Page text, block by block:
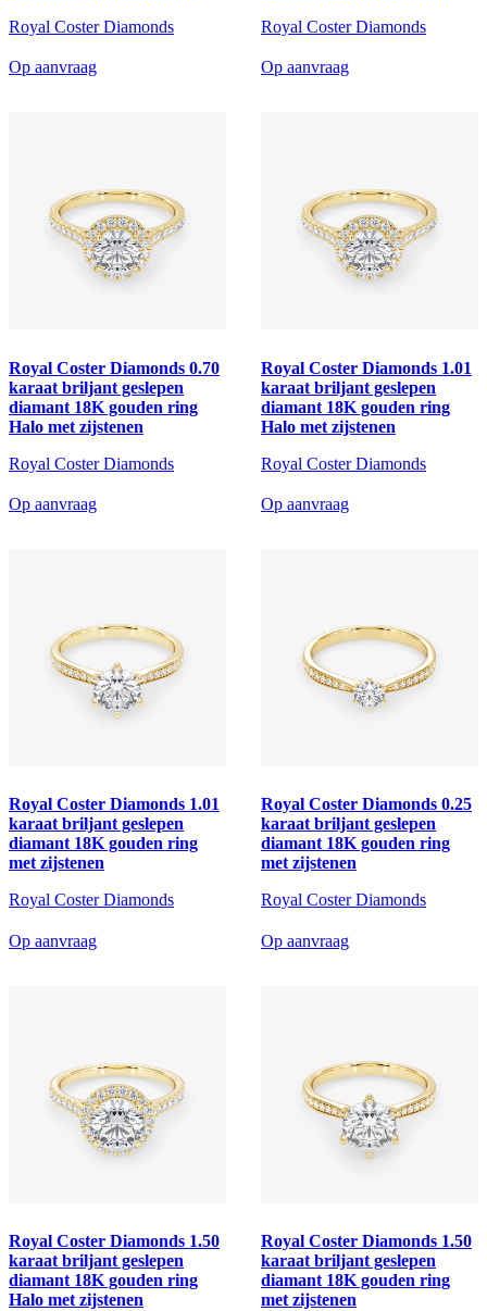
Royal Coster Diamonds
Op aanvraag
Royal Coster Diamonds
Op aanvraag
Royal Coster Diamonds 0.70
karaat briljant geslepen
diamant 18K gouden ring
Halo met zijstenen
Royal Coster Diamonds
Op aanvraag
Royal Coster Diamonds 1.01
karaat briljant geslepen
diamant 18K gouden ring
Halo met zijstenen
Royal Coster Diamonds
Op aanvraag
Royal Coster Diamonds 1.01
karaat briljant geslepen
diamant 18K gouden ring
met zijstenen
Royal Coster Diamonds
Op aanvraag
Royal Coster Diamonds 0.25
karaat briljant geslepen
diamant 18K gouden ring
met zijstenen
Royal Coster Diamonds
Op aanvraag
Royal Coster Diamonds 1.50
karaat briljant geslepen
diamant 18K gouden ring
Halo met zijstenen
Royal Coster Diamonds 1.50
karaat briljant geslepen
diamant 18K gouden ring
met zijstenen